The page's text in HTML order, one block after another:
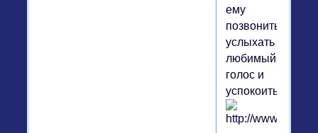
ему
позвонить,
услыхать
любимый
голос и
успокоиться.